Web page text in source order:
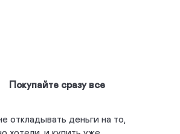
Покупайте сразу все
откладывать деньги на то,